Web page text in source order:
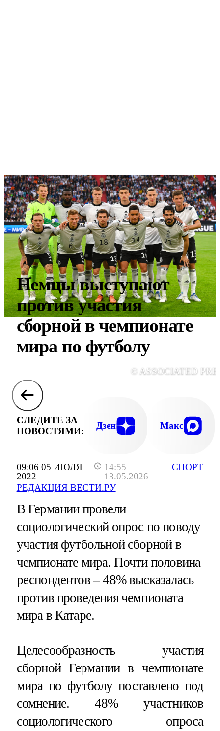
09:06 05 ИЮЛЯ
2022
14:55
13.05.2026
РЕДАКЦИЯ ВЕСТИ.РУ
СПОРТ
Немцы выступают
против участия
сборной в чемпионате
мира по футболу
© ASSOCIATED
СЛЕДИТЕ ЗА
НОВОСТЯМИ:
Дзен Макс
В Германии провели
социологический опрос по поводу
участия футбольной сборной в
чемпионате мира. Почти половина
респондентов – 48% высказалась
против проведения чемпионата
мира в Катаре.
Целесообразность участия
сборной Германии в чемпионате
мира по футболу поставлено под
сомнение. 48% участников
социологического опроса